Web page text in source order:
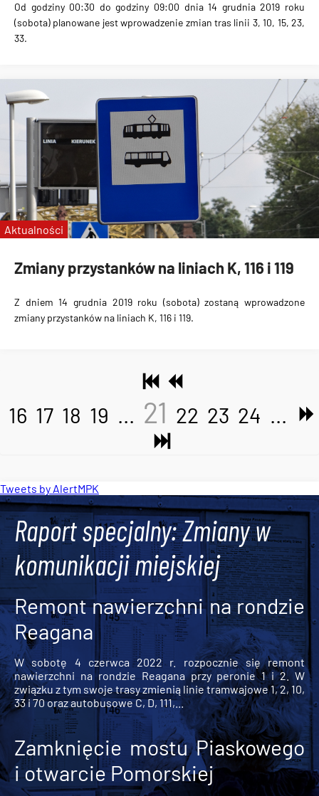
Od godziny 00:30 do godziny 09:00 dnia 14 grudnia 2019 roku
(sobota) planowane jest wprowadzenie zmian tras linii 3, 10, 15, 23,
33.
Zmiany przystanków na liniach K, 116 i 119
Z dniem 14 grudnia 2019 roku (sobota) zostaną wprowadzone
zmiany przystanków na liniach K, 116 i 119.
Aktualności
16 17 18 19 ... 21 22 23 24 ...
Tweets by AlertMPK
Raport specjalny: Zmiany w
komunikacji miejskiej
Remont nawierzchni na rondzie
Reagana
W sobotę 4 czerwca 2022 r. rozpocznie się remont
nawierzchni na rondzie Reagana przy peronie 1 i 2. W
związku z tym swoje trasy zmienią linie tramwajowe 1, 2, 10,
33 i 70 oraz autobusowe C, D, 111,...
Zamknięcie mostu Piaskowego
i otwarcie Pomorskiej